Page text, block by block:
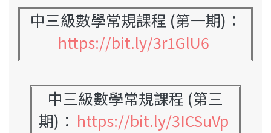
中三級數學常規課程 (第一期) ：
https://bit.ly/3r1GlU6
中三級數學常規課程 (第三
期) ： https://bit.ly/3ICSuVp